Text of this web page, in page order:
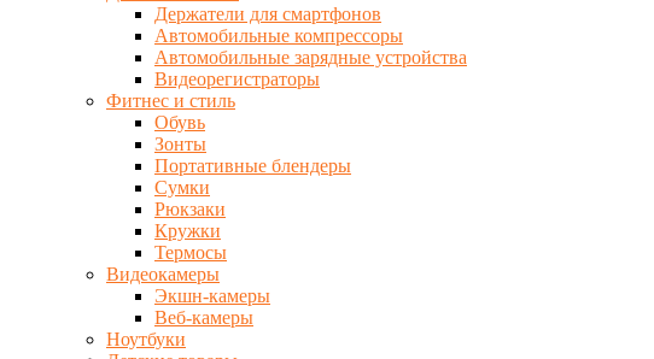
Держатели для смартфонов
Автомобильные компрессоры
Автомобильные зарядные устройства
Видеорегистраторы
Фитнес и стиль
Обувь
Зонты
Портативные блендеры
Сумки
Рюкзаки
Кружки
Термосы
Видеокамеры
Экшн-камеры
Веб-камеры
Ноутбуки